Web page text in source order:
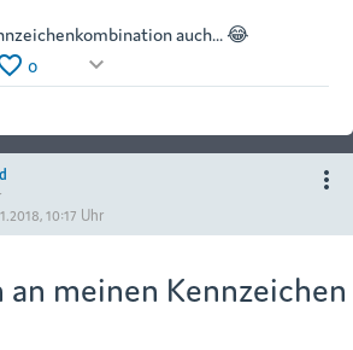
auch... 😂
0 keyboard_arrow_down
more_vert
10:17 Uhr
an meinen Kennzeichen